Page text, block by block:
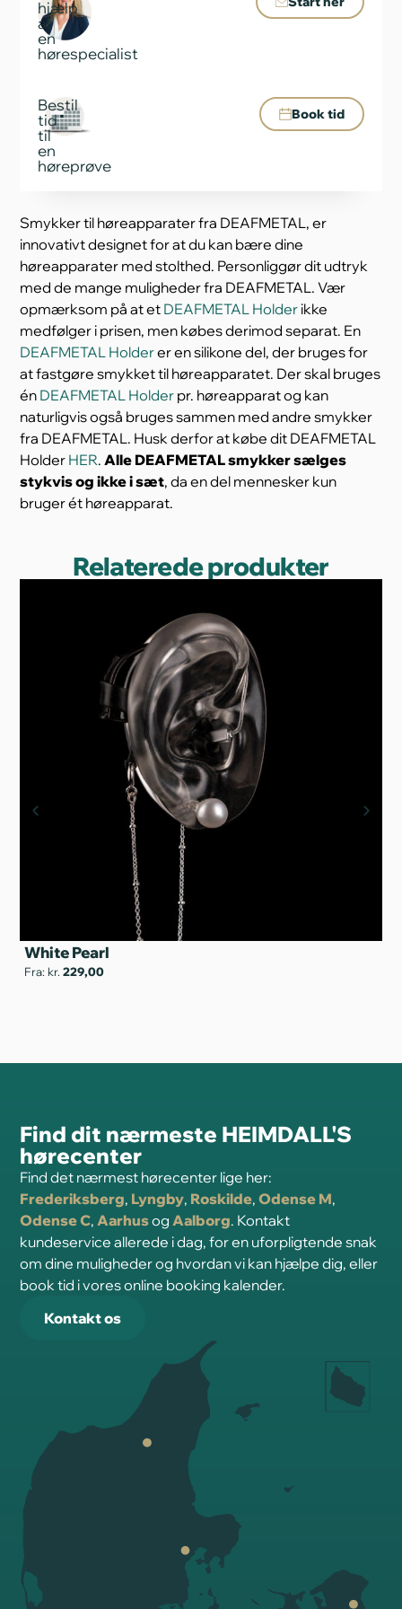
hjælp
af
en
hørespecialist
Bestil
tid
til
en
høreprøve
Book tid
Smykker til høreapparater fra DEAFMETAL, er
innovativt designet for at du kan bære dine
høreapparater med stolthed. Personliggør dit udtryk
med de mange muligheder fra DEAFMETAL. Vær
opmærksom på at et DEAFMETAL Holder ikke
medfølger i prisen, men købes derimod separat. En
DEAFMETAL Holderer en silikone del, der bruges for
at fastgøre smykket til høreapparatet. Der skal bruges
én DEAFMETAL Holder pr. høreapparat og kan
naturligvis også bruges sammen med andre smykker
fra DEAFMETAL. Husk derfor at købe dit DEAFMETAL
Holder HER. Alle DEAFMETAL smykker sælges
stykvis og ikke i sæt, da en del mennesker kun
bruger ét høreapparat.
Relaterede produkter
White Pearl
Fra: kr.229,00
Find dit nærmeste HEIMDALL'S
hørecenter
Find det nærmest hørecenter lige her:
Frederiksberg, Lyngby, Roskilde,Odense M,
Odense C,AarhusogAalborg. Kontakt
kundeservice allerede i dag, for en uforpligtende snak
om dine muligheder og hvordan vi kan hjælpe dig, eller
book tid i vores online booking kalender.
Kontakt os